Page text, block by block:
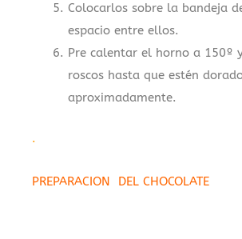
Colocarlos sobre la bandeja
espacio entre ellos.
Pre calentar el horno a 150º
roscos hasta que estén
aproximadamente.
.
PREPARACION DEL CHOCOLATE